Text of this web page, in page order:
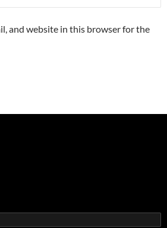
and website in this browser for the